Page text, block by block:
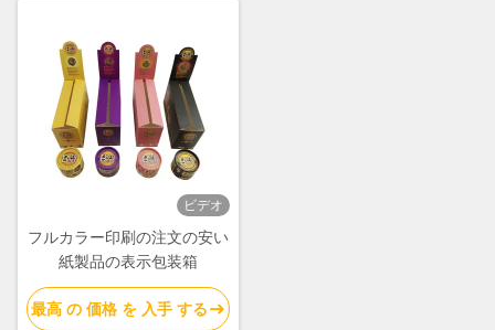
ビデオ
フルカラー印刷の注文の安い
紙製品の表示包装箱
最高 の 価格 を 入手 する